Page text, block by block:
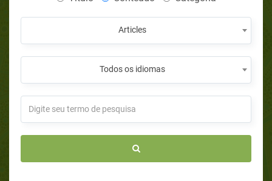
Articles
Todos os idiomas